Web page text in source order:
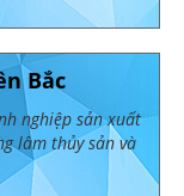
Bắc
nghiệp sản xuất
lâm thủy sản và